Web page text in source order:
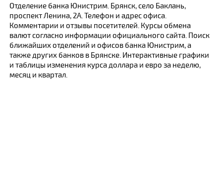
Отделение банка Юнистрим. Брянск, село Баклань,
проспект Ленина, 2А. Телефон и адрес офиса.
Комментарии и отзывы посетителей. Курсы обмена
валют согласно информации официального сайта. Поиск
ближайших отделений и офисов банка Юнистрим, а
также других банков в Брянске. Интерактивные графики
и таблицы изменения курса доллара и евро за неделю,
месяц и квартал.